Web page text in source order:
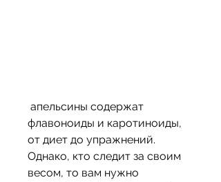
флавоноиды и каротиноиды,
от диет до упражнений.
Однако, кто следит за своим
весом, то вам нужно